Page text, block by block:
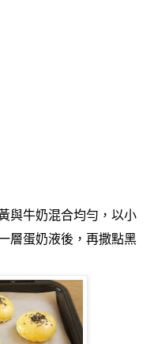
與牛奶混合均勻，以小
層蛋奶液後，再撒點黑